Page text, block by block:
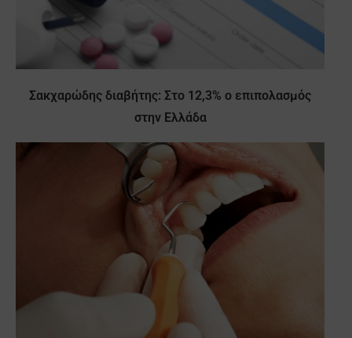
Σακχαρώδης διαβήτης: Στο 12,3% ο επιπολασμός
στην Ελλάδα